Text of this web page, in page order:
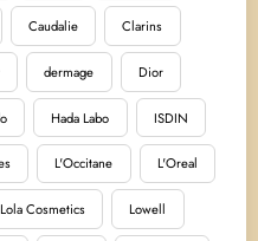
Caudalie Clarins
dermage Dior
Hada Labo ISDIN
L'Occitane L'Oreal
Lola Cosmetics Lowell